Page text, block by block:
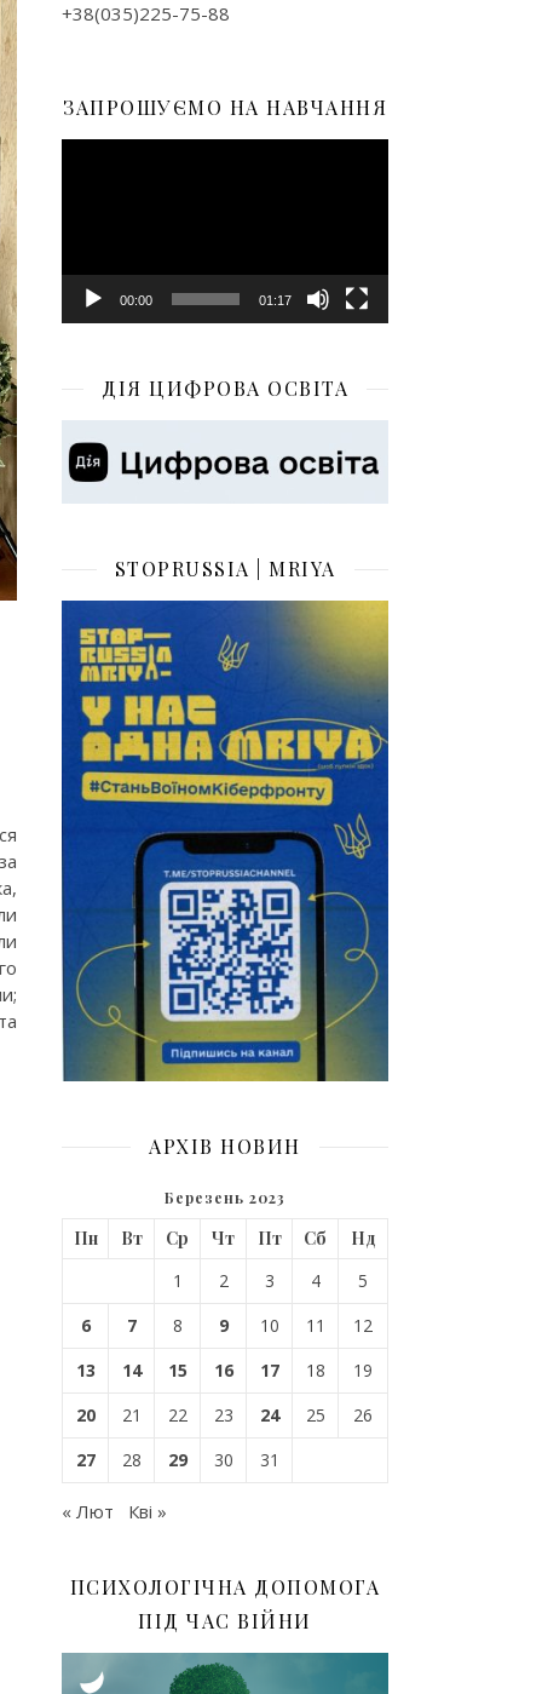
+38(035)225-75-88
ЗАПРОШУЄМО НА НАВЧАННЯ
00:00 01:17
ДІЯ ЦИФРОВА ОСВІТА
STOPRUSSIA | MRIYA
АРХІВ НОВИН
Березень 2023
Пн Вт Ср Чт Пт Сб
Нд
1
2 3 4
5
6
7 8 9 10 11
12
13
14 15 16 17 18
19
20
21 22 23 24 25
26
27
28 29 30 31
« Лют Кві »
ПСИХОЛОГІЧНА ДОПОМОГА
ПІД ЧАС ВІЙНИ